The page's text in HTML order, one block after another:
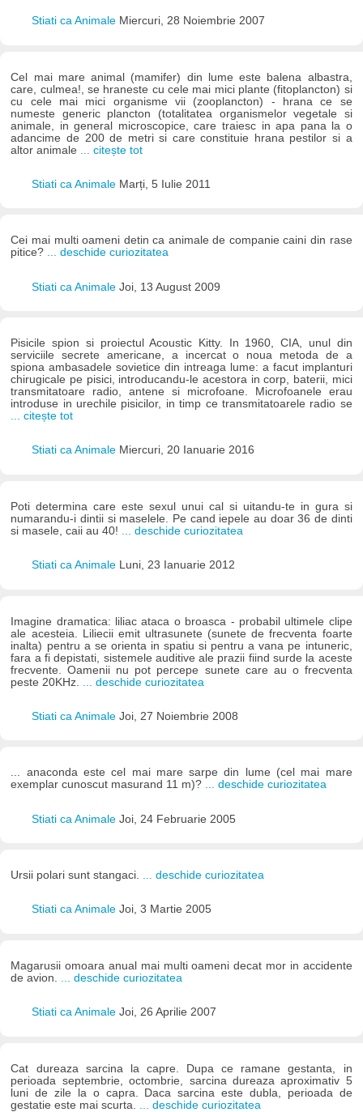
Stiati ca Animale Miercuri, 28 Noiembrie 2007
Cel mai mare animal (mamifer) din lume este balena albastra,
care, culmea!, se hraneste cu cele mai mici plante (fitoplancton) si
cu cele mai mici organisme vii (zooplancton) - hrana ce se
numeste generic plancton (totalitatea organismelor vegetale si
animale, in general microscopice, care traiesc in apa pana la o
adancime de 200 de metri si care constituie hrana pestilor si a
altor animale
... citește tot
Stiati ca Animale Marți, 5 Iulie 2011
Cei mai multi oameni detin ca animale de companie caini din rase
pitice? ... deschide curiozitatea
Stiati ca Animale Joi, 13 August 2009
Pisicile spion si proiectul Acoustic Kitty. In 1960, CIA, unul din
serviciile secrete americane, a incercat o noua metoda de a
spiona ambasadele sovietice din intreaga lume: a facut implanturi
chirugicale pe pisici, introducandu-le acestora in corp, baterii, mici
transmitatoare radio, antene si microfoane. Microfoanele erau
introduse in urechile pisicilor, in timp ce transmitatoarele radio se
... citește tot
Stiati ca Animale Miercuri, 20 Ianuarie 2016
Poti determina care este sexul unui cal si uitandu-te in gura si
numarandu-i dintii si maselele. Pe cand iepele au doar 36 de dinti
si masele, caii au 40!
... deschide curiozitatea
Stiati ca Animale Luni, 23 Ianuarie 2012
Imagine dramatica: liliac ataca o broasca - probabil ultimele clipe
ale acesteia. Liliecii emit ultrasunete (sunete de frecventa foarte
inalta) pentru a se orienta in spatiu si pentru a vana pe intuneric,
fara a fi depistati, sistemele auditive ale prazii fiind surde la aceste
frecvente. Oamenii nu pot percepe sunete care au o frecventa
peste 20KHz.
... deschide curiozitatea
Stiati ca Animale Joi, 27 Noiembrie 2008
... anaconda este cel mai mare sarpe din lume (cel mai mare
exemplar cunoscut masurand 11 m)? ... deschide curiozitatea
Stiati ca Animale Joi, 24 Februarie 2005
Ursii polari sunt stangaci. ... deschide curiozitatea
Stiati ca Animale Joi, 3 Martie 2005
Magarusii omoara anual mai multi oameni decat mor in accidente
de avion.
... deschide curiozitatea
Stiati ca Animale Joi, 26 Aprilie 2007
Cat dureaza sarcina la capre. Dupa ce ramane gestanta, in
perioada septembrie, octombrie, sarcina dureaza aproximativ 5
luni de zile la o capra. Daca sarcina este dubla, perioada de
gestatie este mai scurta.
... deschide curiozitatea